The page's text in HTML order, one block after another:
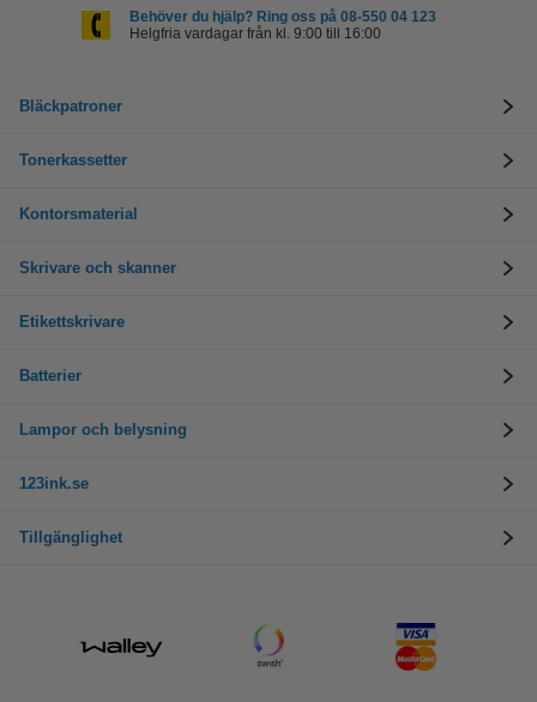
Behöver du hjälp? Ring oss på 08-550 04 123
Helgfria vardagar från kl. 9:00 till 16:00
Bläckpatroner
Tonerkassetter
Kontorsmaterial
Skrivare och skanner
Etikettskrivare
Batterier
Lampor och belysning
123ink.se
Tillgänglighet